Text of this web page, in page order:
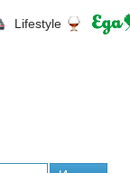
Lifestyle